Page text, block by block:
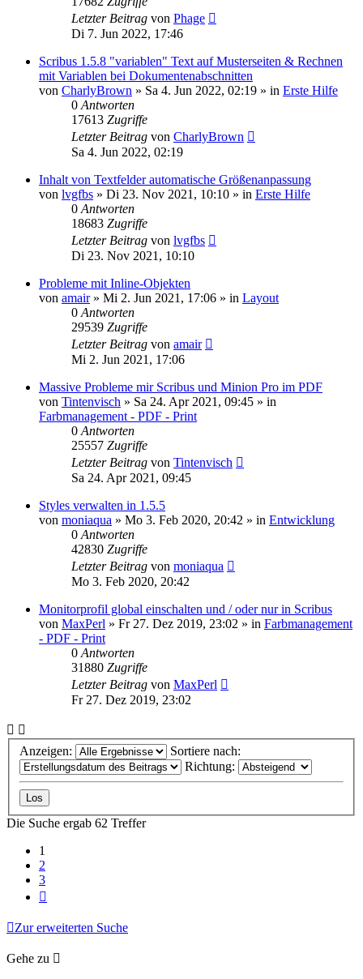
Letzter Beitrag von Phage
Di 7. Jun 2022, 17:46
Scribus 1.5.8 "variablen" Text auf Musterseiten & Rechnen
mit Variablen bei Dokumentenabschnitten
von CharlyBrown » Sa 4. Jun 2022, 02:19 » in Erste Hilfe
0 Antworten
17613 Zugriffe
Letzter Beitrag von CharlyBrown
Sa 4. Jun 2022, 02:19
Inhalt von Textfelder automatische Größenanpassung
von lvgfbs » Di 23. Nov 2021, 10:10 » in Erste Hilfe
0 Antworten
18683 Zugriffe
Letzter Beitrag von lvgfbs
Di 23. Nov 2021, 10:10
Probleme mit Inline-Objekten
von amair» Mi 2. Jun 2021, 17:06 » in Layout
0 Antworten
29539 Zugriffe
Letzter Beitrag von amair
Mi 2. Jun 2021, 17:06
Massive Probleme mir Scribus und Minion Pro im PDF
von Tintenvisch » Sa 24. Apr 2021, 09:45 » in
Farbmanagement - PDF - Print
0 Antworten
25557 Zugriffe
Letzter Beitrag von Tintenvisch
Sa 24. Apr 2021, 09:45
Styles verwalten in 1.5.5
von moniaqua » Mo 3. Feb 2020, 20:42 » in Entwicklung
0 Antworten
42830 Zugriffe
Letzter Beitrag von moniaqua
Mo 3. Feb 2020, 20:42
Monitorprofil global einschalten und / oder nur in Scribus
von MaxPerl » Fr 27. Dez 2019, 23:02 » in Farbmanagement
- PDF - Print
0 Antworten
31880 Zugriffe
Letzter Beitrag von MaxPerl
Fr 27. Dez 2019, 23:02
Anzeigen:
Sortiere nach:
Richtung:
Die Suche ergab 62 Treffer
1
2
3
Zur erweiterten Suche
Gehe zu